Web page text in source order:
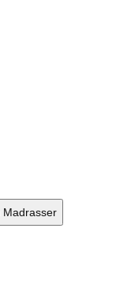
Madrasser